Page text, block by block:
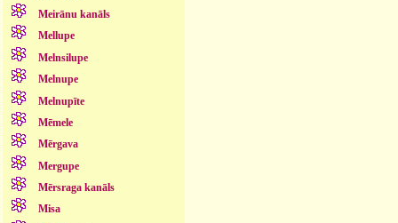
Meirānu kanāls
Mellupe
Melnsilupe
Melnupe
Melnupīte
Mēmele
Mērgava
Mergupe
Mērsraga kanāls
Misa